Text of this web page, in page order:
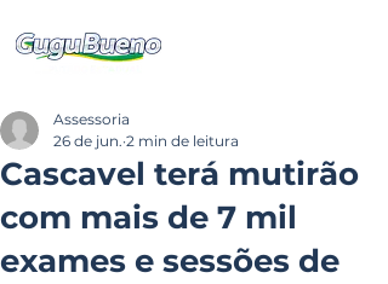
Cascavel terá mutirão
com mais de 7 mil
exames e sessões de
Assessoria
26 de jun. 2 min de leitura